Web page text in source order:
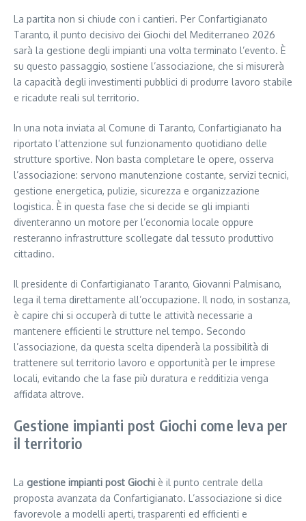
La partita non si chiude con i cantieri. Per Confartigianato
Taranto, il punto decisivo dei Giochi del Mediterraneo 2026
sarà la gestione degli impianti una volta terminato l’evento. È
su questo passaggio, sostiene l’associazione, che si misurerà
la capacità degli investimenti pubblici di produrre lavoro stabile
e ricadute reali sul territorio.
In una nota inviata al Comune di Taranto, Confartigianato ha
riportato l’attenzione sul funzionamento quotidiano delle
strutture sportive. Non basta completare le opere, osserva
l’associazione: servono manutenzione costante, servizi tecnici,
gestione energetica, pulizie, sicurezza e organizzazione
logistica. È in questa fase che si decide se gli impianti
diventeranno un motore per l’economia locale oppure
resteranno infrastrutture scollegate dal tessuto produttivo
cittadino.
Il presidente di Confartigianato Taranto, Giovanni Palmisano,
lega il tema direttamente all’occupazione. Il nodo, in sostanza,
è capire chi si occuperà di tutte le attività necessarie a
mantenere efficienti le strutture nel tempo. Secondo
l’associazione, da questa scelta dipenderà la possibilità di
trattenere sul territorio lavoro e opportunità per le imprese
locali, evitando che la fase più duratura e redditizia venga
affidata altrove.
Gestione impianti post Giochi come leva per
il territorio
La gestione impianti post Giochi è il punto centrale della
proposta avanzata da Confartigianato. L’associazione si dice
favorevole a modelli aperti, trasparenti ed efficienti e